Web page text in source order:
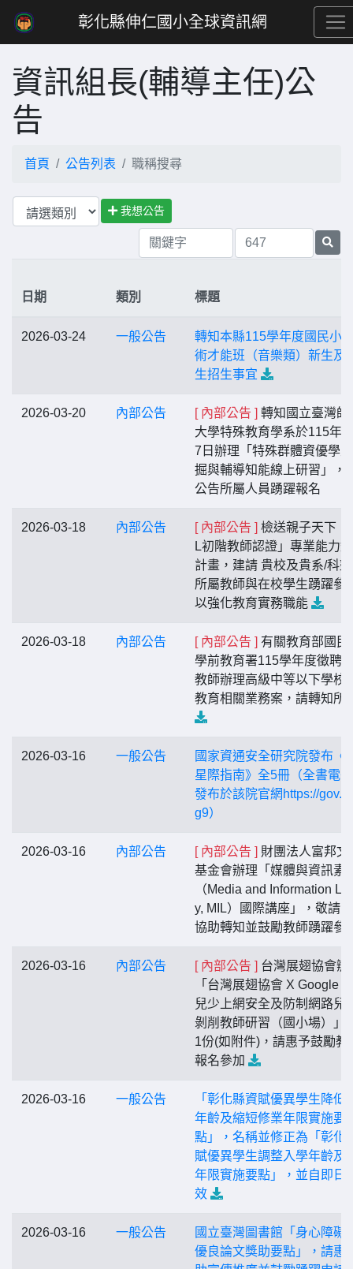
彰化縣伸仁國小全球資訊網
資訊組長(輔導主任)公
告
首頁 公告列表 職稱搜尋
我想公告
日期 類別 標題
2026-03-24 一般公告
轉知本縣115學年度國民小
術才能班（音樂類）新生及
生招生事宜
2026-03-20 內部公告 [ 內部公告 ] 轉知國立臺灣師
大學特殊教育學系於115年4
7日辦理「特殊群體資優學
掘與輔導知能線上研習」，
公告所屬人員踴躍報名
2026-03-18 內部公告 [ 內部公告 ] 檢送親子天下「
L初階教師認證」專業能力
計畫，建請 貴校及貴系/科
所屬教師與在校學生踴躍參
以強化教育實務職能
2026-03-18 內部公告 [ 內部公告 ] 有關教育部國民
學前教育署115學年度徵聘
教師辦理高級中等以下學校
教育相關業務案，請轉知所
2026-03-16 一般公告
國家資通安全研究院發布《
星際指南》全5冊（全書電
發布於該院官網https://
g9）
2026-03-16 內部公告 [ 內部公告 ] 財團法人富邦文
基金會辦理「媒體與資訊素
（Media and Information
y, MIL）國際講座」，敬請
協助轉知並鼓勵教師踴躍參
2026-03-16 內部公告 [ 內部公告 ] 台灣展翅協會辦
「台灣展翅協會 X Google
兒少上網安全及防制網路兒
剝削教師研習（國小場）」
1份(如附件)，請惠予鼓勵教
報名參加
2026-03-16 一般公告
「彰化縣資賦優異學生降低
年齡及縮短修業年限實施要
點」，名稱並修正為「彰化
賦優異學生調整入學年齡及
年限實施要點」，並自即日
效
2026-03-16 一般公告
國立臺灣圖書館「身心障礙
優良論文獎助要點」，請惠